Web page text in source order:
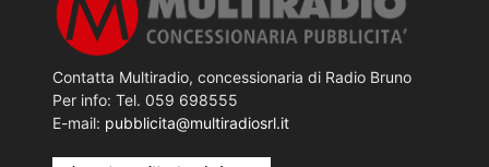
Contatta Multiradio, concessionaria di Radio Bruno
Per info: Tel. 059 698555
E-mail: pubblicita@multiradiosrl.it